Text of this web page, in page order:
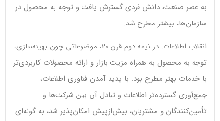
به عصر صنعت، دانش فردی گسترش یافت و توجه به محصول در
سازمان‌ها، بیشتر مطرح شد.
انقلاب اطلاعات. در نیمه دوم قرن 20، موضوعاتی چون بهینه‌سازی،
توجه به محصول به همراه مزیت بازار و ارائه محصولات کاربردی‌تر
با خدمات بهتر مطرح بود. با پدید آمدن فناوری اطلاعات،
جمع‌آوری گسترده‌تر اطلاعات و تبادل آن بین شرکت‌ها و
تأمین‌کنندگان و مشتریان، بیش‌ازپیش امکان‌پذیر شد، به گونه‌ای